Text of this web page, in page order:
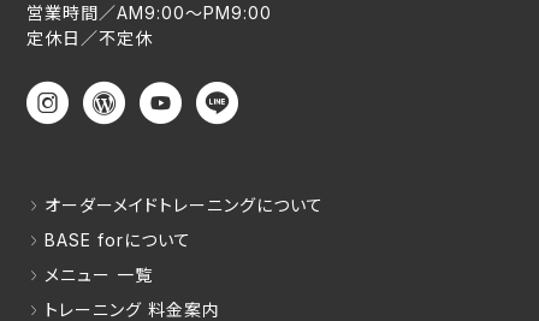
営業時間／AM9:00〜PM9:00
定休日／不定休
オーダーメイドトレーニングについて
BASE forについて
メニュー 一覧
トレーニング 料金案内